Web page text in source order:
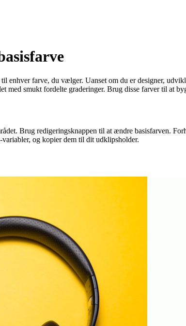
enhver farve, du vælger. Uanset om du er designer,
med smukt fordelte graderinger. Brug disse farver til at
Brug redigeringsknappen til at ændre basisfarven.
og kopier dem til dit udklipsholder.